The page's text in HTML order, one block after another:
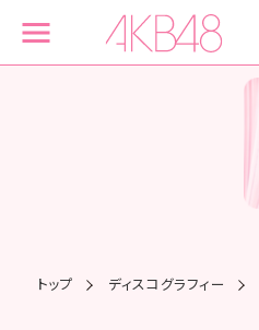
トップ ディスコグラフィー